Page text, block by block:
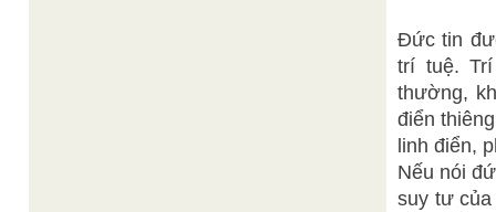
Đức tin
trí tuệ.
thường,
điển
linh điển,
Nếu nói
suy tư